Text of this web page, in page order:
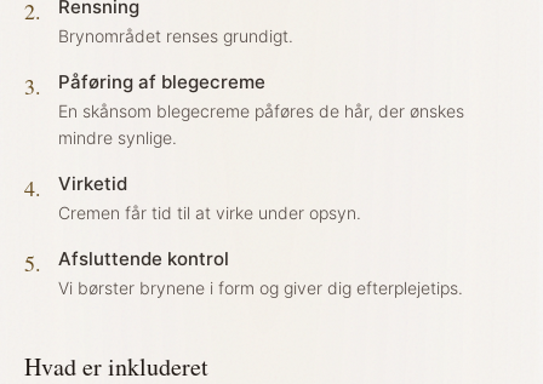
2. Rensning
Brynområdet renses grundigt.
3. Påføring af blegecreme
En skånsom blegecreme påføres de hår, der ønskes
mindre synlige.
4. Virketid
Cremen får tid til at virke under opsyn.
5. Afsluttende kontrol
Vi børster brynene i form og giver dig efterplejetips.
Hvad er inkluderet